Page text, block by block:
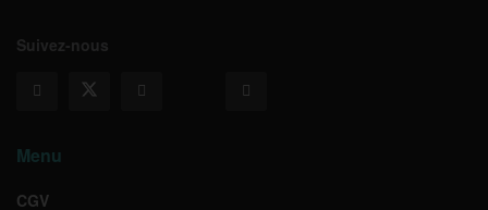
Suivez-nous
Menu
CGV